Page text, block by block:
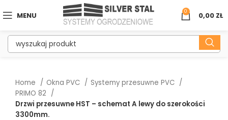
MENU 0 0,00 ZŁ
Home Okna PVC
Systemy przesuwne PVC
PRIMO 82
Drzwi przesuwne HST – schemat A lewy do szerokości
3300mm.